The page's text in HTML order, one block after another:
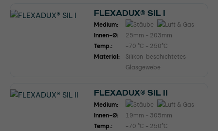
FLEXADUX® SIL I
Medium:
Innen-Ø:
25mm - 203mm
Temp.:
-70 °C - 250°C
Material:
Silikon-beschichtetes
Glasgewebe
FLEXADUX® SIL II
Medium:
Innen-Ø:
19mm - 305mm
Temp.:
-70 °C - 250°C